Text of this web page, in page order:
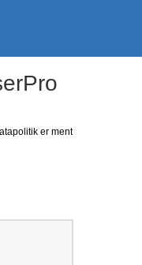
er ment